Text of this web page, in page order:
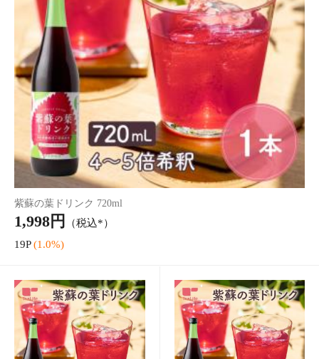
紫蘇の葉ドリンク 720ml
1,998円 （税込*）
19P (1.0%)
【まとめ買い】紫蘇の葉ドリ
ンク 720ml 2本セット
3,790円（税込*）
37P (1.0%)